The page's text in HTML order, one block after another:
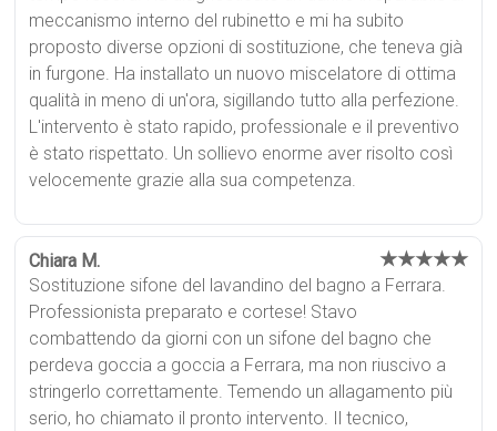
meccanismo interno del rubinetto e mi ha subito
proposto diverse opzioni di sostituzione, che teneva già
in furgone. Ha installato un nuovo miscelatore di ottima
qualità in meno di un'ora, sigillando tutto alla perfezione.
L'intervento è stato rapido, professionale e il preventivo
è stato rispettato. Un sollievo enorme aver risolto così
velocemente grazie alla sua competenza.
Chiara M. ★★★★★
Sostituzione sifone del lavandino del bagno a Ferrara.
Professionista preparato e cortese! Stavo
combattendo da giorni con un sifone del bagno che
perdeva goccia a goccia a Ferrara, ma non riuscivo a
stringerlo correttamente. Temendo un allagamento più
serio, ho chiamato il pronto intervento. Il tecnico,